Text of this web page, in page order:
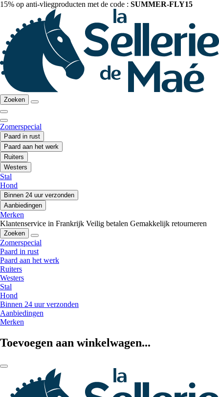
15% op anti-vliegproducten met de code : SUMMER-FLY15
Zoeken
Zomerspecial
Paard in rust
Paard aan het werk
Ruiters
Westers
Stal
Hond
Binnen 24 uur verzonden
Aanbiedingen
Merken
Klantenservice in Frankrijk Veilig betalen Gemakkelijk retourneren
Zoeken
Zomerspecial
Paard in rust
Paard aan het werk
Ruiters
Westers
Stal
Hond
Binnen 24 uur verzonden
Aanbiedingen
Merken
Toevoegen aan winkelwagen...